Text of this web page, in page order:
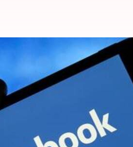
लिए लाइक? एक
जिन्होंने सैंकड़ों फेसबुक पेज
आपको वो तरीका बताने जा रहे
बचेंगे और आपको अपने प्रियजनों